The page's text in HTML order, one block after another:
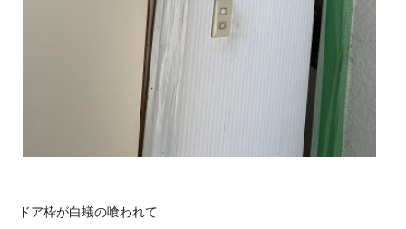
ドア枠が白蟻の喰われて